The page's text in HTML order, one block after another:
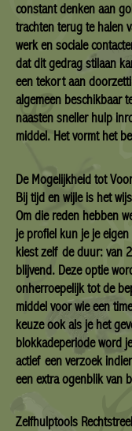
constant denken aan
trachten terug te halen
werk en sociale
dat dit gedrag stilaan
een tekort aan
algemeen beschikbaar
naasten sneller hulp
middel. Het vormt het
De Mogelijkheid tot
Bij tijd en wijle is het
Om die reden hebben
je profiel kun je je eigen
kiest zelf de duur: van
blijvend. Deze optie
onherroepelijk tot de
middel voor wie een
keuze ook als je het
blokkadeperiode word
actief een verzoek
een extra ogenblik van
Zelfhulptools